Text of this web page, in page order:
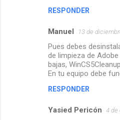
RESPONDER
Manuel 13 de
Pues debes
de limpieza de
bajas,
En tu equipo debe
RESPONDER
Yasied Pericón 4 de